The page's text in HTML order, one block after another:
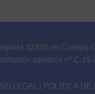
3233G en Colegio
sanitaria nº C-
LEGAL POLÍTICA DE